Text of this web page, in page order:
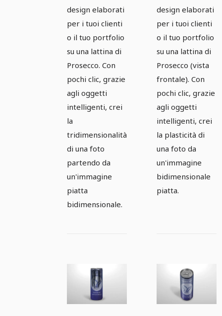
per una
lattina di
Prosecco -
Versione 1
design elaborati
per i tuoi clienti
o il tuo portfolio
su una lattina di
Prosecco. Con
pochi clic, grazie
agli oggetti
intelligenti, crei
la
tridimensionalità
di una foto
partendo da
un'immagine
piatta
bidimensionale.
lattina di
Prosecco -
Versione 2
design elaborati
per i tuoi clienti
o il tuo portfolio
su una lattina di
Prosecco (vista
frontale). Con
pochi clic, grazie
agli oggetti
intelligenti, crei
la plasticità di
una foto da
un'immagine
bidimensionale
piatta.